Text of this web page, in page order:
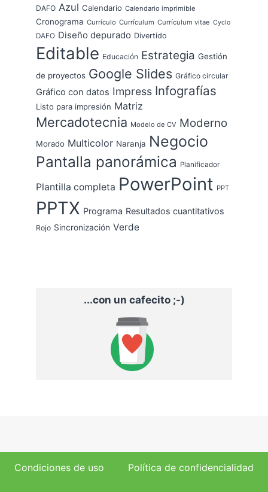
DAFO Azul Calendario Calendario imprimible
Cronograma Currículo Currículum Currículum vitae Cyclo
DAFO Diseño depurado Divertido
Editable Educación Estrategia Gestión
de proyectos Google Slides Gráfico circular
Gráfico con datos Impress Infografías
Listo para impresión Matriz
Mercadotecnia Modelo de CV Moderno
Morado Multicolor Naranja Negocio
Pantalla panorámica Planificador
Plantilla completa PowerPoint PPT
PPTX Programa Resultados cuantitativos
Rojo Sincronización Verde
...con un cafecito ;-)
Condiciones de uso Política de confidencialidad